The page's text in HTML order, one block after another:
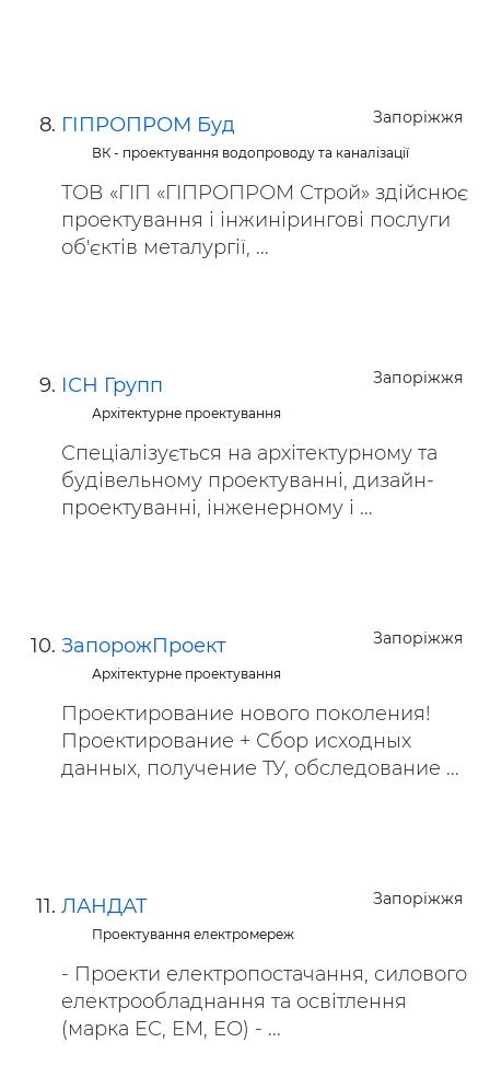
Запоріжжя
ГІПРОПРОМ Буд
ВК - проектування водопроводу та каналізації
ТОВ «ГІП «ГІПРОПРОМ Строй» здійснює
проектування і інжинірингові послуги
об'єктів металургії, ...
Запоріжжя
ІСН Групп
Архітектурне проектування
Спеціалізується на архітектурному та
будівельному проектуванні, дизайн-
проектуванні, інженерному і ...
Запоріжжя
ЗапорожПроект
Архітектурне проектування
Проектирование нового поколения!
Проектирование + Сбор исходных
данных, получение ТУ, обследование ...
Запоріжжя
ЛАНДАТ
Проектування електромереж
- Проекти електропостачання, силового
електрообладнання та освітлення
(марка ЕС, ЕМ, ЕО) - ...